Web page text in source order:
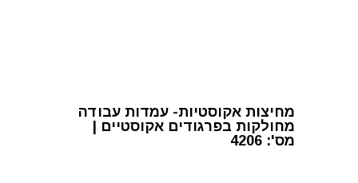
מחיצות אקוסטיות- עמדות עבודה
מחולקות בפרגודים אקוסטיים |
מס': 4206